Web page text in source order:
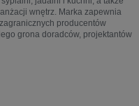
wnętrz. Marka zapewnia
producentów
grona doradców, projektantów